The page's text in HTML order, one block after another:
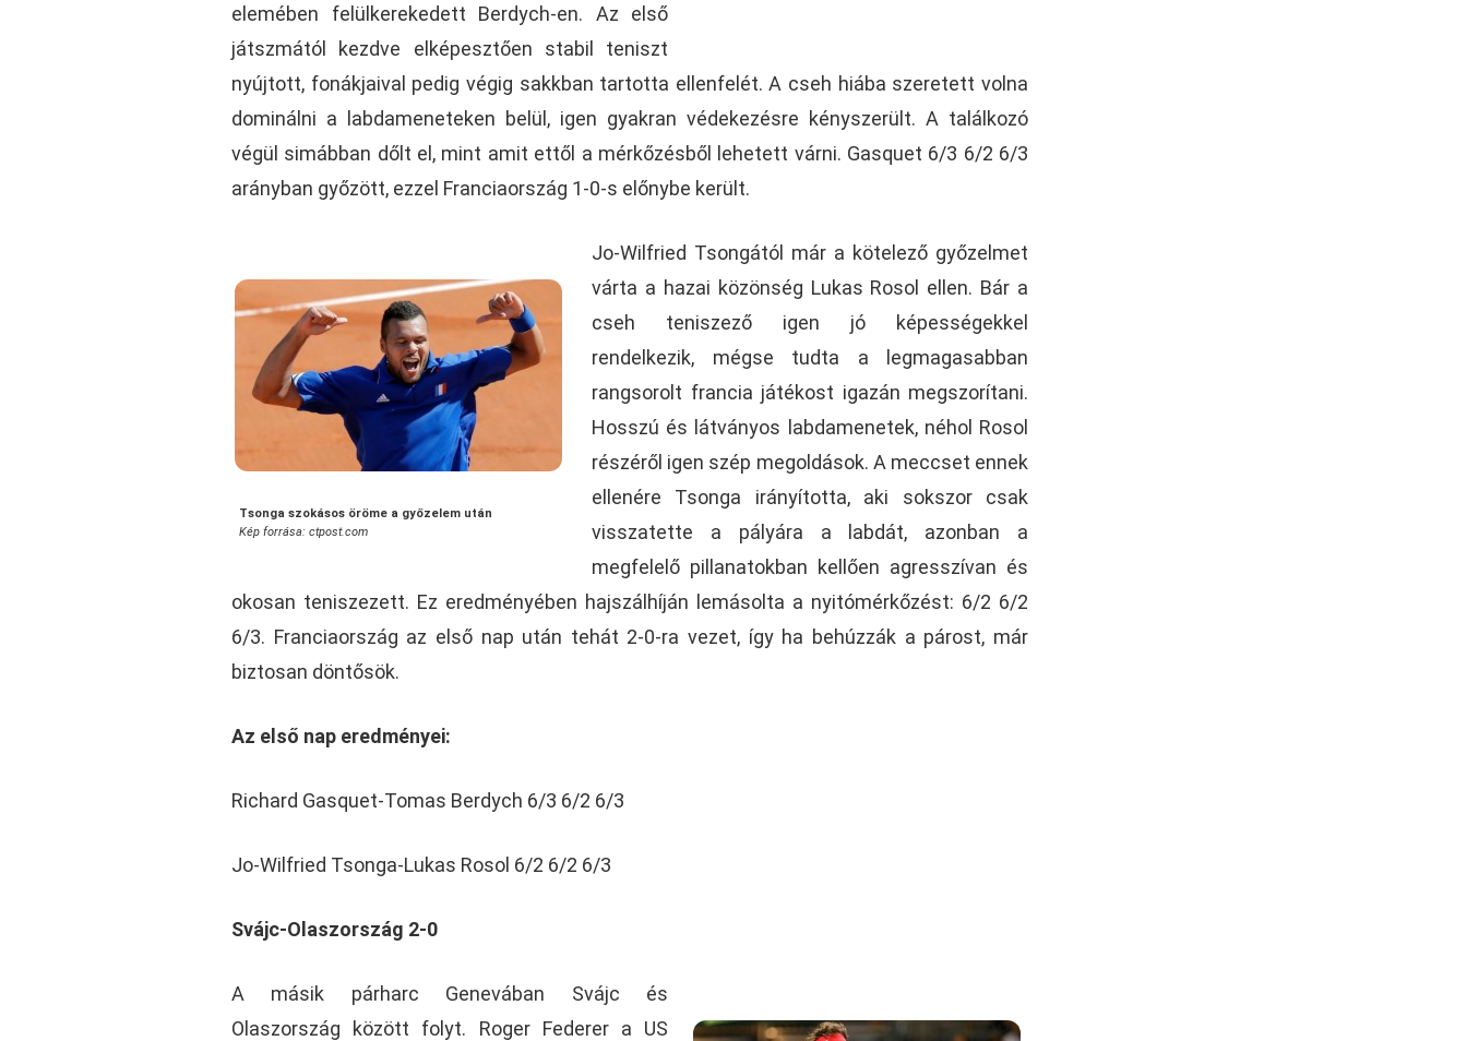
elemében felülkerekedett Berdych-en. Az első
játszmától kezdve elképesztően stabil teniszt
nyújtott, fonákjaival pedig végig sakkban tartotta ellenfelét. A cseh hiába szeretett volna
dominálni a labdameneteken belül, igen gyakran védekezésre kényszerült. A találkozó
végül simábban dőlt el, mint amit ettől a mérkőzésből lehetett várni. Gasquet 6/3 6/2 6/3
arányban győzött, ezzel Franciaország 1-0-s előnybe került.
Tsonga szokásos öröme a győzelem után
Kép forrása: ctpost.com
Jo-Wilfried Tsongától már a kötelező győzelmet
várta a hazai közönség Lukas Rosol ellen. Bár a
cseh teniszező igen jó képességekkel
rendelkezik, mégse tudta a legmagasabban
rangsorolt francia játékost igazán megszorítani.
Hosszú és látványos labdamenetek, néhol Rosol
részéről igen szép megoldások. A meccset ennek
ellenére Tsonga irányította, aki sokszor csak
visszatette a pályára a labdát, azonban a
megfelelő pillanatokban kellően agresszívan és
okosan teniszezett. Ez eredményében hajszálhíján lemásolta a nyitómérkőzést: 6/2 6/2
6/3. Franciaország az első nap után tehát 2-0-ra vezet, így ha behúzzák a párost, már
biztosan döntősök.
Az első nap eredményei:
Richard Gasquet-Tomas Berdych 6/3 6/2 6/3
Jo-Wilfried Tsonga-Lukas Rosol 6/2 6/2 6/3
Svájc-Olaszország 2-0
A másik párharc Genevában Svájc és
Olaszország között folyt. Roger Federer a US